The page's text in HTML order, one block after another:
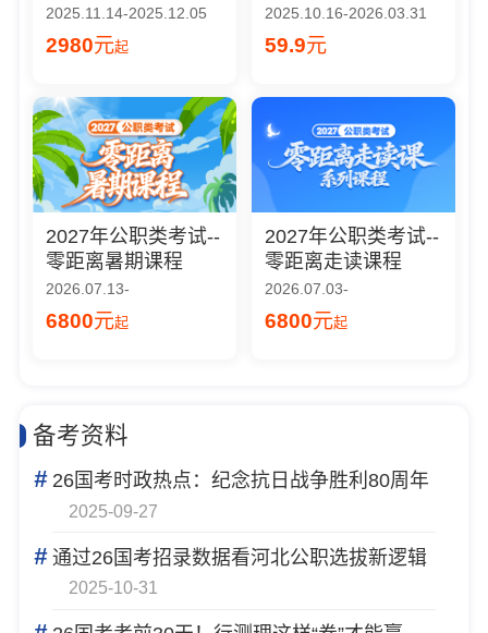
2025.11.14-2025.12.05
2980元起
2025.10.16-2026.03.31
59.9元
2027年公职类考试--
零距离暑期课程
2026.07.13-
6800元起
2027年公职类考试--
零距离走读课程
2026.07.03-
6800元起
备考资料
#26国考时政热点：纪念抗日战争胜利80周年
2025-09-27
#通过26国考招录数据看河北公职选拔新逻辑
2025-10-31